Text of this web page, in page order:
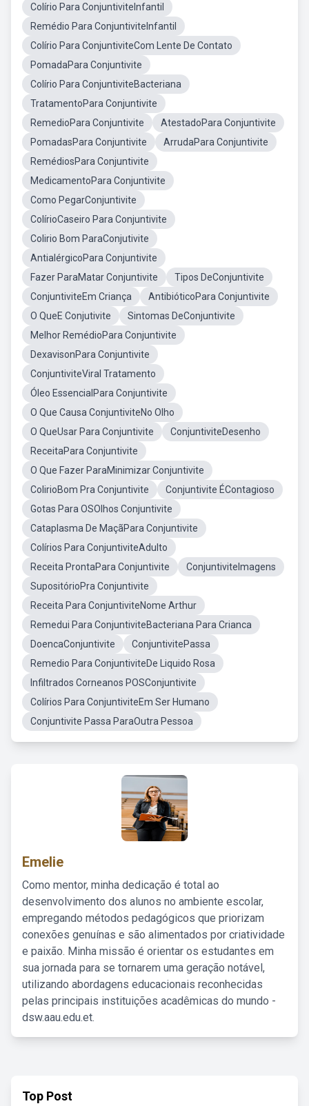
Colírio Para ConjuntiviteInfantil
Remédio Para ConjuntiviteInfantil
Colírio Para ConjuntiviteCom Lente De Contato
PomadaPara Conjuntivite
Colírio Para ConjuntiviteBacteriana
TratamentoPara Conjuntivite
RemedioPara Conjuntivite
AtestadoPara Conjuntivite
PomadasPara Conjuntivite
ArrudaPara Conjuntivite
RemédiosPara Conjuntivite
MedicamentoPara Conjuntivite
Como PegarConjuntivite
ColírioCaseiro Para Conjuntivite
Colirio Bom ParaConjutivite
AntialérgicoPara Conjuntivite
Fazer ParaMatar Conjuntivite
Tipos DeConjuntivite
ConjuntiviteEm Criança
AntibióticoPara Conjuntivite
O QueE Conjutivite
Sintomas DeConjuntivite
Melhor RemédioPara Conjuntivite
DexavisonPara Conjuntivite
ConjuntiviteViral Tratamento
Óleo EssencialPara Conjuntivite
O Que Causa ConjuntiviteNo Olho
O QueUsar Para Conjuntivite
ConjuntiviteDesenho
ReceitaPara Conjuntivite
O Que Fazer ParaMinimizar Conjuntivite
ColirioBom Pra Conjuntivite
Conjuntivite ÉContagioso
Gotas Para OSOlhos Conjuntivite
Cataplasma De MaçãPara Conjuntivite
Colírios Para ConjuntiviteAdulto
Receita ProntaPara Conjuntivite
ConjuntiviteImagens
SupositórioPra Conjuntivite
Receita Para ConjuntiviteNome Arthur
Remedui Para ConjuntiviteBacteriana Para Crianca
DoencaConjuntivite
ConjuntivitePassa
Remedio Para ConjuntiviteDe Liquido Rosa
Infiltrados Corneanos POSConjuntivite
Colírios Para ConjuntiviteEm Ser Humano
Conjuntivite Passa ParaOutra Pessoa
Emelie
Como mentor, minha dedicação é total ao
desenvolvimento dos alunos no ambiente escolar,
empregando métodos pedagógicos que priorizam
conexões genuínas e são alimentados por criatividade
e paixão. Minha missão é orientar os estudantes em
sua jornada para se tornarem uma geração notável,
utilizando abordagens educacionais reconhecidas
pelas principais instituições acadêmicas do mundo -
dsw.aau.edu.et.
Top Post